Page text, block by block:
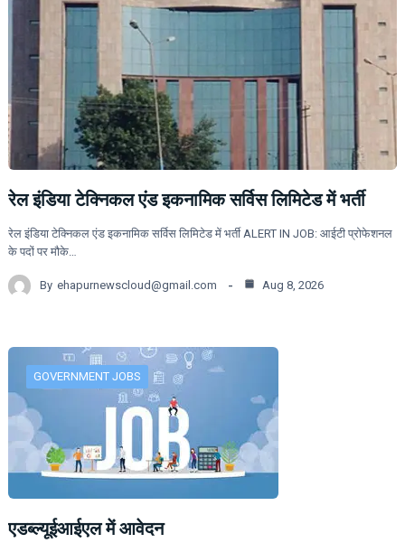
रेल इंडिया टेक्निकल एंड इकनामिक सर्विस लिमिटेड में भर्ती
रेल इंडिया टेक्निकल एंड इकनामिक सर्विस लिमिटेड में भर्ती ALERT IN JOB: आईटी प्रोफेशनल
के पदों पर मौके…
By ehapurnewscloud@gmail.com Aug 8, 2026
GOVERNMENT JOBS
एडब्ल्यूईआईएल में आवेदन